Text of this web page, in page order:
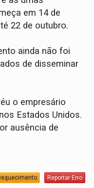
em 14 de
22 de outubro.
ainda não foi
de disseminar
o empresário
Estados Unidos.
ausência de
Reportar Erro